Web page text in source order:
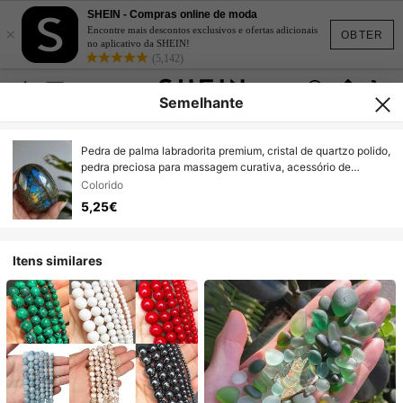
OBTER
×
SHEIN - Compras online de moda
Encontre mais descontos exclusivos e ofertas adicionais
no aplicativo da SHEIN!
(5,142)
Semelhante
Pedra de palma labradorita premium, cristal de quartzo polido,
pedra preciosa para massagem curativa, acessório de
decoração para casa, com fabricação de joias "faça você
mesmo" para entusiastas de cristal, presente ideal para
ocasiões especiais
Colorido
5,25€
Itens similares